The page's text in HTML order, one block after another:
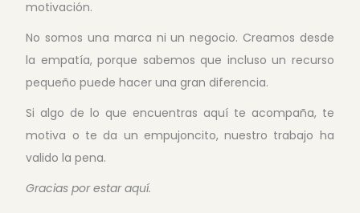
motivación.
No somos una marca ni un negocio. Creamos desde
la empatía, porque sabemos que incluso un recurso
pequeño puede hacer una gran diferencia.
Si algo de lo que encuentras aquí te acompaña, te
motiva o te da un empujoncito, nuestro trabajo ha
valido la pena.
Gracias por estar aquí.